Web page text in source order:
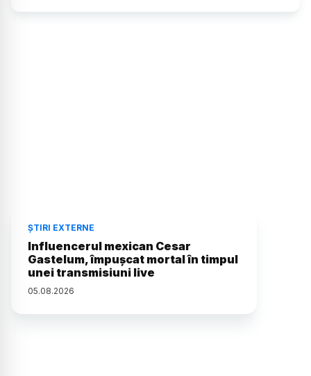
ȘTIRI EXTERNE
Influencerul mexican Cesar
Gastelum, împușcat mortal în timpul
unei transmisiuni live
05.08.2026